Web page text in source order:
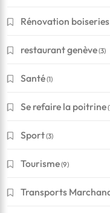
Rénovation boiseries
restaurant genève(3)
Santé(1)
Se refaire la poitrine
Sport(3)
Tourisme(9)
Transports
Financement
Conseils pour